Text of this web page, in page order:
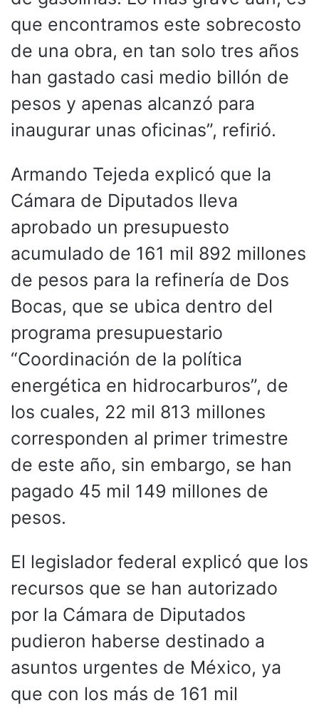
que encontramos este sobrecosto
de una obra, en tan solo tres años
han gastado casi medio billón de
pesos y apenas alcanzó para
inaugurar unas oficinas”, refirió.
Armando Tejeda explicó que la
Cámara de Diputados lleva
aprobado un presupuesto
acumulado de 161 mil 892 millones
de pesos para la refinería de Dos
Bocas, que se ubica dentro del
programa presupuestario
“Coordinación de la política
energética en hidrocarburos”, de
los cuales, 22 mil 813 millones
corresponden al primer trimestre
de este año, sin embargo, se han
pagado 45 mil 149 millones de
pesos.
El legislador federal explicó que los
recursos que se han autorizado
por la Cámara de Diputados
pudieron haberse destinado a
asuntos urgentes de México, ya
que con los más de 161 mil